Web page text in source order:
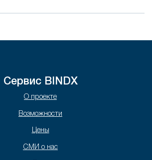
Сервис BINDX
О проекте
Возможности
Цены
СМИ о нас